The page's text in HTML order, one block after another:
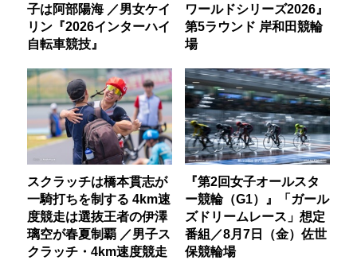
子は阿部陽海 ／男女ケイ
リン『2026インターハイ
自転車競技』
ワールドシリーズ2026』
第5ラウンド 岸和田競輪
場
スクラッチは橋本貫志が
一騎打ちを制する 4km速
度競走は選抜王者の伊澤
璃空が春夏制覇 ／男子ス
クラッチ・4km速度競走
『第2回女子オールスタ
ー競輪（G1）』「ガール
ズドリームレース」想定
番組／8月7日（金）佐世
保競輪場